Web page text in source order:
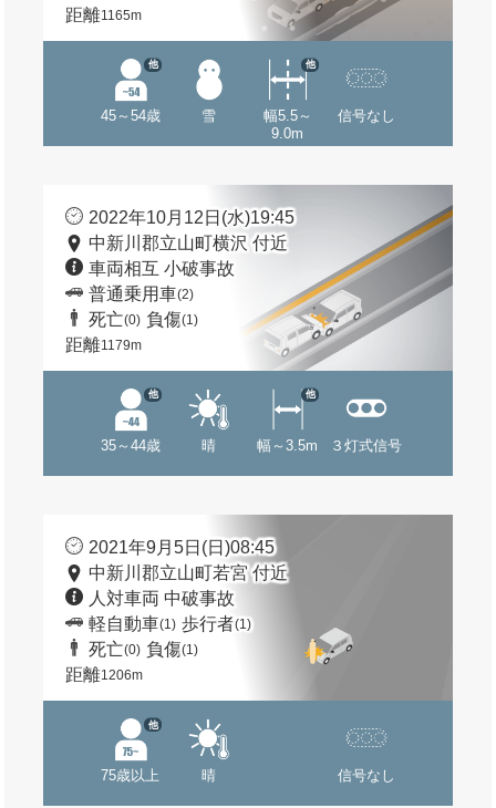
距離1165m
45～54歳
他
雪
幅5.5～
9.0m
他
信号なし
2022年10月12日(水)19:45
中新川郡立山町横沢 付近
車両相互 小破事故
普通乗用車(2)
死亡(0) 負傷(1)
距離1179m
35～44歳
他
晴 幅～3.5m
他
３灯式信号
2021年9月5日(日)08:45
中新川郡立山町若宮 付近
人対車両 中破事故
軽自動車(1) 歩行者(1)
死亡(0) 負傷(1)
距離1206m
75歳以上
他
晴 信号なし